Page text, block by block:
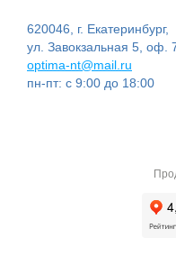
620046, г. Екатеринбург,
ул. Завокзальная 5, оф.
optima-nt@mail.ru
пн-пт: с 9:00 до 18:00